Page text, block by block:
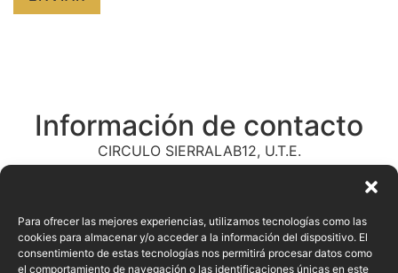
Para ofrecer las mejores experiencias, utilizamos tecnologías como las
cookies para almacenar y/o acceder a la información del dispositivo. El
consentimiento de estas tecnologías nos permitirá procesar datos como
el comportamiento de navegación o las identificaciones únicas en este
Información de contacto
CIRCULO SIERRALAB12, U.T.E.
CIUDAD REAL
637 43 64 28